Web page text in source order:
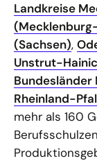
Landkreise
(Sachsen),
Unstrut-
Rheinland-
mehr als 160